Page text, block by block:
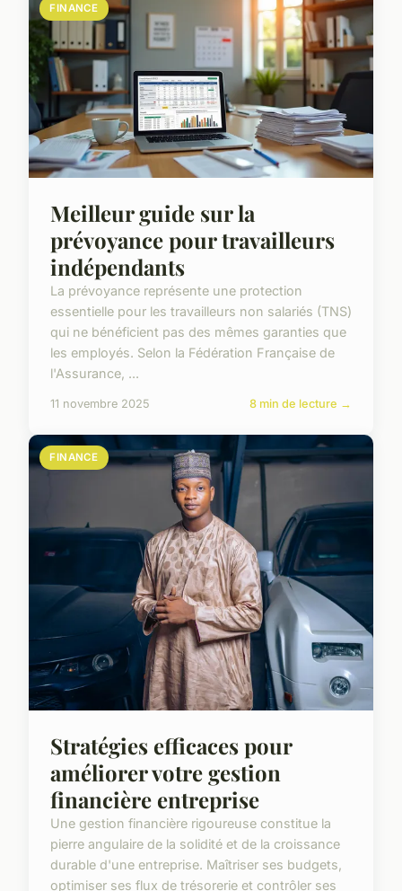
FINANCE
Meilleur guide sur la
prévoyance pour travailleurs
indépendants
La prévoyance représente une protection
essentielle pour les travailleurs non salariés (TNS)
qui ne bénéficient pas des mêmes garanties que
les employés. Selon la Fédération Française de
l'Assurance, ...
11 novembre 2025 8 min de lecture →
FINANCE
Stratégies efficaces pour
améliorer votre gestion
financière entreprise
Une gestion financière rigoureuse constitue la
pierre angulaire de la solidité et de la croissance
durable d'une entreprise. Maîtriser ses budgets,
optimiser ses flux de trésorerie et contrôler ses